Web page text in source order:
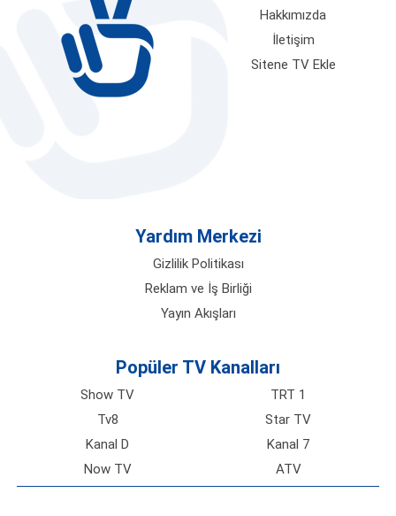
Hakkımızda
İletişim
Sitene TV Ekle
Yardım Merkezi
Gizlilik Politikası
Reklam ve İş Birliği
Yayın Akışları
Popüler TV Kanalları
Show TV
TRT 1
Tv8
Star TV
Kanal D
Kanal 7
Now TV
ATV